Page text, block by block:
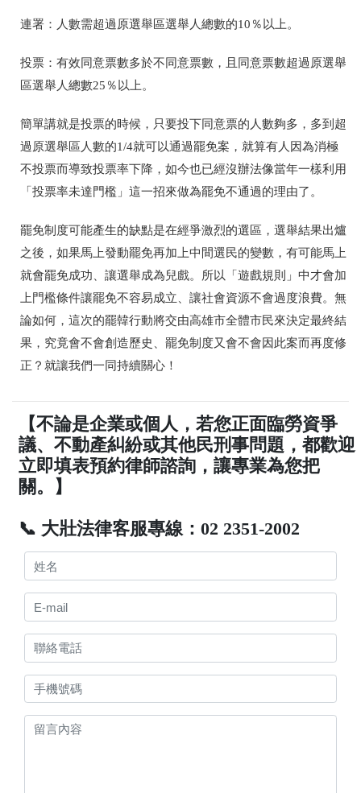
連署：人數需超過原選舉區選舉人總數的10 ％以上。
投票：有效同意票數多於不同意票數，且同意票數超過原選舉
區選舉人總數25 ％以上。
簡單講就是投票的時候，只要投下同意票的人數夠多，多到超
過原選舉區人數的1/4就可以通過罷免案，就算有人因為消極
不投票而導致投票率下降，如今也已經沒辦法像當年一樣利用
「投票率未達門檻」這一招來做為罷免不通過的理由了。
罷免制度可能產生的缺點是在經爭激烈的選區，選舉結果出爐
之後，如果馬上發動罷免再加上中間選民的變數，有可能馬上
就會罷免成功、讓選舉成為兒戲。所以「遊戲規則」中才會加
上門檻條件讓罷免不容易成立、讓社會資源不會過度浪費。無
論如何，這次的罷韓行動將交由高雄市全體市民來決定最終結
果，究竟會不會創造歷史、罷免制度又會不會因此案而再度修
正？就讓我們一同持續關心！
【不論是企業或個人，若您正面臨勞資爭
議、不動產糾紛或其他民刑事問題，都歡迎
立即填表預約律師諮詢，讓專業為您把
關。】
📞 大壯法律客服專線：02 2351-2002